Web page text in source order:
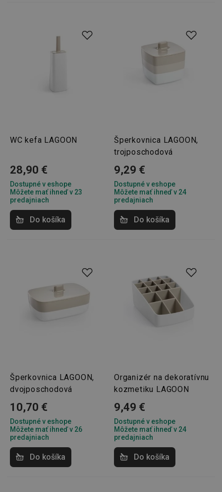
WC kefa LAGOON
28,90 €
Dostupné v eshope
Môžete mať ihneď v 23
predajniach
Do košíka
Šperkovnica LAGOON,
trojposchodová
9,29 €
Dostupné v eshope
Môžete mať ihneď v 24
predajniach
Do košíka
Šperkovnica LAGOON,
dvojposchodová
10,70 €
Dostupné v eshope
Môžete mať ihneď v 26
predajniach
Do košíka
Organizér na dekoratívnu
kozmetiku LAGOON
9,49 €
Dostupné v eshope
Môžete mať ihneď v 24
predajniach
Do košíka
používateľa a správa účtu. Webová lokalita sa nedá
správne používať bez nevyhnutne potrebných
.doubleclick.net
cjConsent .tescoma.sk
udid .tescoma.cz 1 mesiac
Google
Privacy Policy